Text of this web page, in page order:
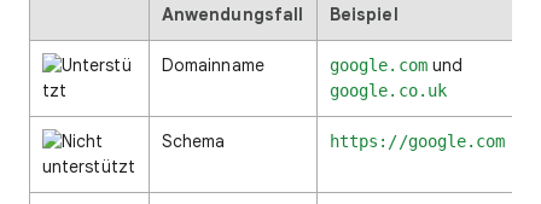
Anwendungsfall Beispiel
Domainname google.comund
google.co.uk
Schema https://google.com